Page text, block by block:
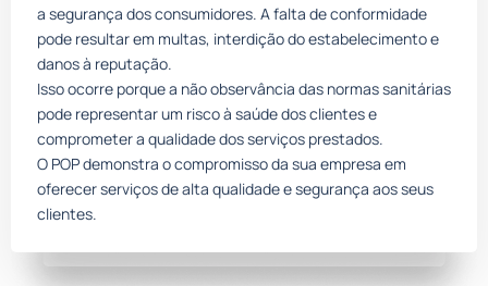
a segurança dos consumidores. A falta de conformidade
pode resultar em multas, interdição do estabelecimento e
danos à reputação.
Isso ocorre porque a não observância das normas sanitárias
pode representar um risco à saúde dos clientes e
comprometer a qualidade dos serviços prestados.
O POP demonstra o compromisso da sua empresa em
oferecer serviços de alta qualidade e segurança aos seus
clientes.